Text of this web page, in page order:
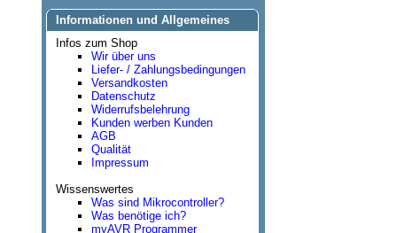
Informationen und Allgemeines
Infos zum Shop
Wir über uns
Liefer- / Zahlungsbedingungen
Versandkosten
Datenschutz
Widerrufsbelehrung
Kunden werben Kunden
AGB
Qualität
Impressum
Wissenswertes
Was sind Mikrocontroller?
Was benötige ich?
myAVR Programmer